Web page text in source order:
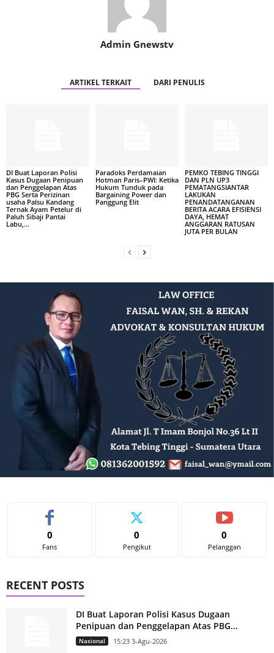
Admin Gnewstv
ARTIKEL TERKAIT DARI PENULIS
DI Buat Laporan Polisi
Kasus Dugaan Penipuan
dan Penggelapan Atas
PBG Serta Perizinan
usaha Palsu Kandang
Ternak Ayam Petelur di
Paluh Sibaji Pantai
Labu,...
Paradoks Perdamaian
Hotman Paris–PWI: Ketika
Hukum Tunduk pada
Bargaining Power dan
Panggung Elit
PEMKO TEBING TINGGI
DAN PLN UP3
PEMATANGSIANTAR
LAKUKAN
PENANDATANGANAN
BERITA ACARA EFISIENSI
DAYA, HEMAT
ANGGARAN RATUSAN
JUTA PER BULAN
0
Fans
0
Pengikut
0
Pelanggan
RECENT POSTS
DI Buat Laporan Polisi Kasus Dugaan
Penipuan dan Penggelapan Atas PBG...
Nasional 15:23 3-Agu-2026